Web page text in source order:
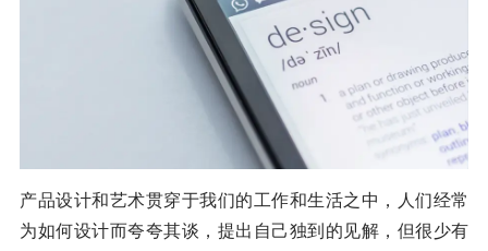
产品设计和艺术贯穿于我们的工作和生活之中，人们经常
为如何设计而夸夸其谈，提出自己独到的见解，但很少有